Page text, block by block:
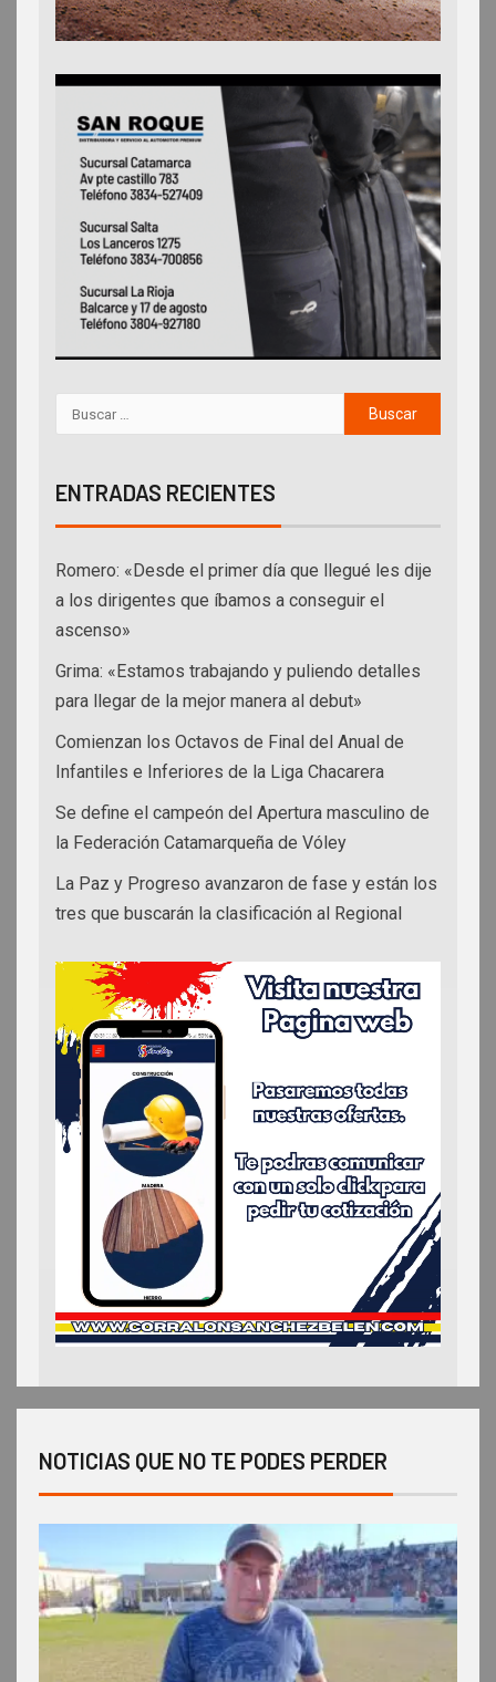
ENTRADAS RECIENTES
Romero: «Desde el primer día que llegué les dije
a los dirigentes que íbamos a conseguir el
ascenso»
Grima: «Estamos trabajando y puliendo detalles
para llegar de la mejor manera al debut»
Comienzan los Octavos de Final del Anual de
Infantiles e Inferiores de la Liga Chacarera
Se define el campeón del Apertura masculino de
la Federación Catamarqueña de Vóley
La Paz y Progreso avanzaron de fase y están los
tres que buscarán la clasificación al Regional
NOTICIAS QUE NO TE PODES PERDER